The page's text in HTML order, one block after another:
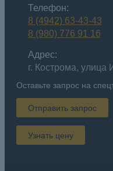
Телефон:
8 (4942) 63-43-43
8 (980) 776 91 16
Адрес:
г. Кострома,
Оставьте запрос на
Отправить запрос
Узнать цену